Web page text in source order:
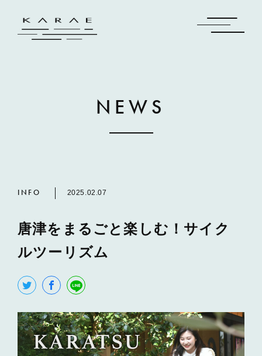
NEWS
INFO 2025.02.07
唐津をまるごと楽しむ！サイク
ルツーリズム